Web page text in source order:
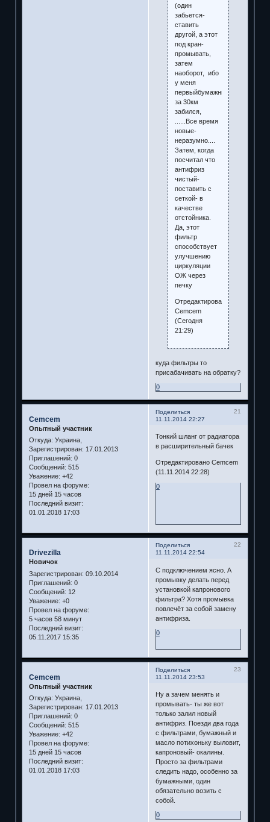
(один
забьется-
ставить
другой, а этот
под кран-
промывать,
затем
наоборот, ибо
у меня
первыйбумажный
за 30км
забился,
......Все время
новые-
неразумно....
Затем, когда
посчитал что
антифриз
чистый-
поставить с
сеткой- в
качестве
отстойника.
Да, этот
фильтр
способствует
улучшению
циркуляции
ОЖ через
печку
Отредактировано
Cemcem
(Сегодня
21:29)
куда фильтры то
присабачивать на обратку?
0
Поделиться
21
11.11.2014 22:27
Cemcem
Опытный участник
Откуда: Украина,
Зарегистрирован: 17.01.2013
Приглашений: 0
Сообщений: 515
Уважение: +42
Провел на форуме:
15 дней 15 часов
Последний визит:
01.01.2018 17:03
Тонкий шланг от радиатора
в расширительный бачек
Отредактировано Cemcem
(11.11.2014 22:28)
0
Поделиться
22
11.11.2014 22:54
Drivezilla
Новичок
Зарегистрирован: 09.10.2014
Приглашений: 0
Сообщений: 12
Уважение: +0
Провел на форуме:
5 часов 58 минут
Последний визит:
05.11.2017 15:35
С подключением ясно. А
промывку делать перед
установкой капронового
фильтра? Хотя промывка
повлечёт за собой замену
антифриза.
0
Поделиться
23
11.11.2014 23:53
Cemcem
Опытный участник
Откуда: Украина,
Зарегистрирован: 17.01.2013
Приглашений: 0
Сообщений: 515
Уважение: +42
Провел на форуме:
15 дней 15 часов
Последний визит:
01.01.2018 17:03
Ну а зачем менять и
промывать- ты же вот
только залил новый
антифриз. Поезди два года
с фильтрами, бумажный и
масло потихоньку выловит,
капроновый- окалины.
Просто за фильтрами
следить надо, особенно за
бумажными, один
обязательно возить с
собой.
0